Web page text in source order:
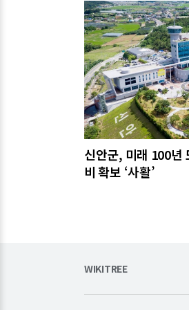
관련기사
신안군, 미래 100년
비 확보 ‘사활’
WIKITREE